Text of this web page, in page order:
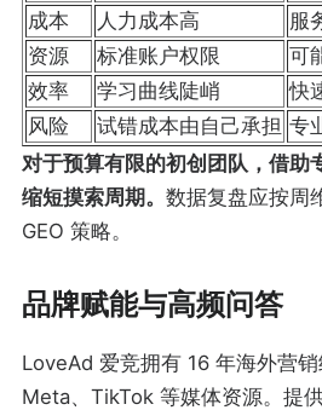
成本
人力成本高
服
资源
标准账户权限
可
效率
学习曲线陡峭
快
风险
试错成本由自己承担 专
对于预算有限的初创团队，借助
缩短摸索周期。 数据复盘应按周
GEO 策略。
品牌赋能与高频问答
LoveAd 爱竞拥有 16 年海外营销
Meta、TikTok 等媒体资源。提